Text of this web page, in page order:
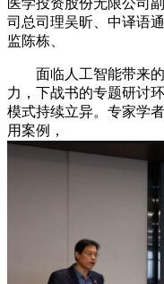
医学投资股份无限公司
司总司理吴昕、中译语
监陈栋、
面临人工智能带来的
力，下战书的专题研讨
模式持续立异。专家学
用案例，